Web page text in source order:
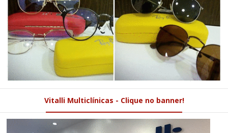
Vitalli Multiclínicas - Clique no banner!